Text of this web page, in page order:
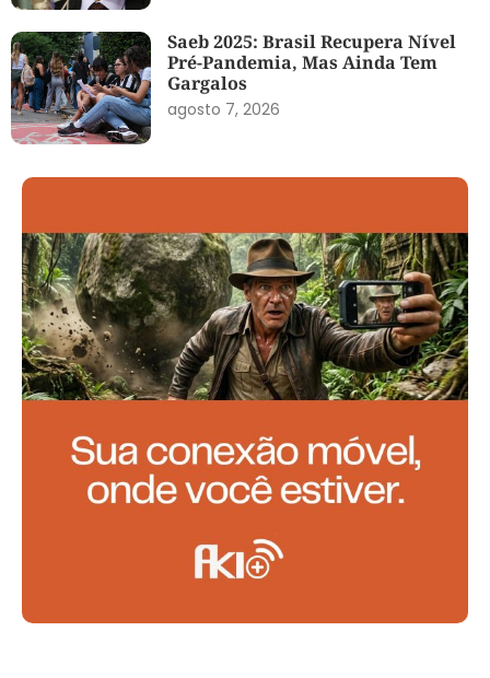
Saeb 2025: Brasil Recupera Nível
Pré-Pandemia, Mas Ainda Tem
Gargalos
agosto 7, 2026